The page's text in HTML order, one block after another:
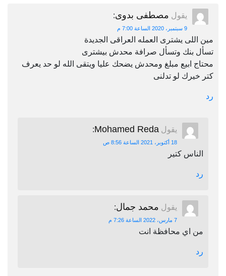
يقول مصطفى بدوى:
9 سبتمبر، 2020 الساعة 7:00 م
مين اللى يشترى العمله العراقى الجديدة
تسأل بنك وتسأل صرافة محدش بيشترى
محتاج ابيع مبلغ ومحدش يضحك عليا ويتقى الله لو حد يعرف
كتر خيرك لو تدلنى
رد
يقول Mohamed Reda
:
18 أكتوبر، 2021 الساعة 8:56 ص
الناس كتير
رد
يقول محمد جمال:
7 مارس، 2022 الساعة 7:26 م
من اي محافظة انت
رد